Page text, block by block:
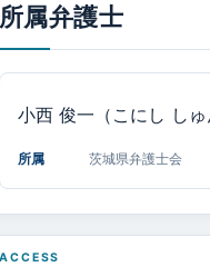
所属弁護士
小西 俊一（こにし しゅ
所属 茨城県弁護士会